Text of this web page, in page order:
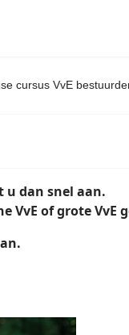
cursus VvE
u dan snel aan.
VvE of grote VvE